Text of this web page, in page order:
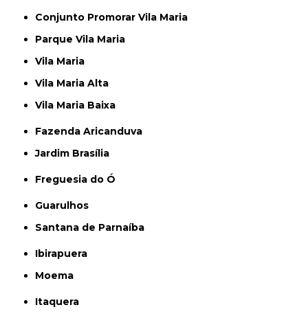
Conjunto Promorar Vila Maria
Parque Vila Maria
Vila Maria
Vila Maria Alta
Vila Maria Baixa
Fazenda Aricanduva
Jardim Brasília
Freguesia do Ó
Guarulhos
Santana de Parnaíba
Ibirapuera
Moema
Itaquera